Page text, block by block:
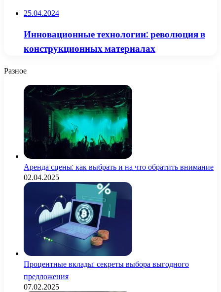
25.04.2024
Инновационные технологии: революция в
конструкционных материалах
Разное
Аренда сцены: как выбрать и на что обратить внимание
02.04.2025
Процентные вклады: секреты выбора выгодного
предложения
07.02.2025